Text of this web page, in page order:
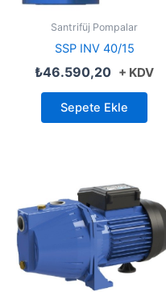
Santrifüj Pompalar
SSP INV 40/15
₺46.590,20 + KDV
Sepete Ekle